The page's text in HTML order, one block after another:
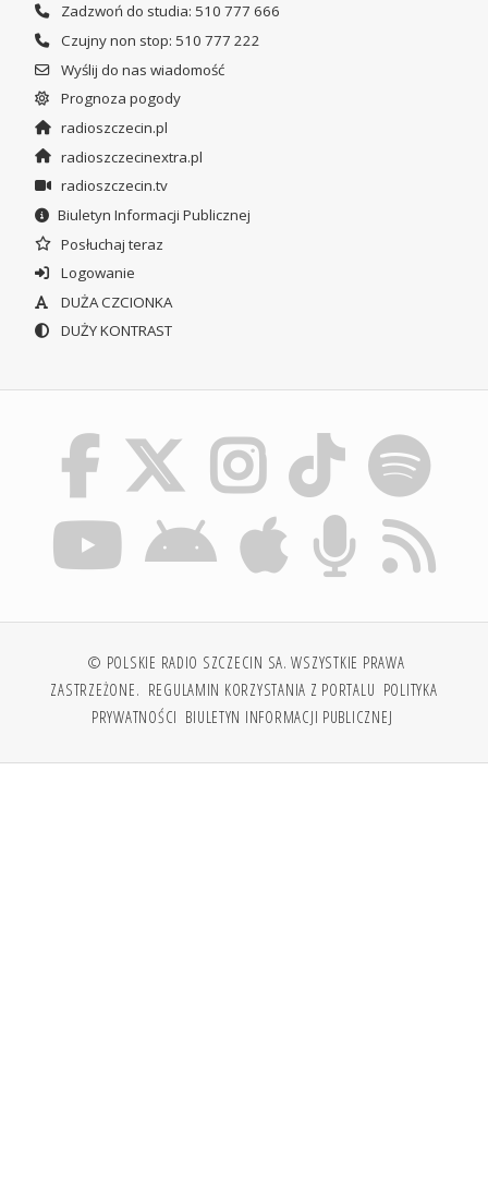
Zadzwoń do studia: 510 777 666
Czujny non stop: 510 777 222
Wyślij do nas wiadomość
Prognoza pogody
radioszczecin.pl
radioszczecinextra.pl
radioszczecin.tv
Biuletyn Informacji Publicznej
Posłuchaj teraz
Logowanie
DUŻA CZCIONKA
DUŻY KONTRAST
© POLSKIE RADIO SZCZECIN SA. WSZYSTKIE PRAWA
ZASTRZEŻONE. REGULAMIN KORZYSTANIA Z PORTALU POLITYKA
PRYWATNOŚCI BIULETYN INFORMACJI PUBLICZNEJ